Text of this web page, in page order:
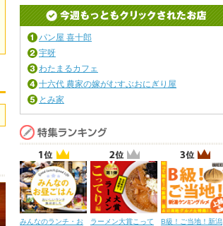
パン屋 喜十郎
宇呀
わたまるカフェ
十六代 農家の嫁がむすぶおにぎり屋
とみ家
みんなのランチ・お
ラーメン大賞こって
B級！ご当地！新潟